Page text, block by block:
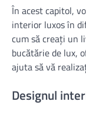
În acest capitol,
interior luxos în
cum să creați un
bucătărie de lux,
ajuta să vă
Designul